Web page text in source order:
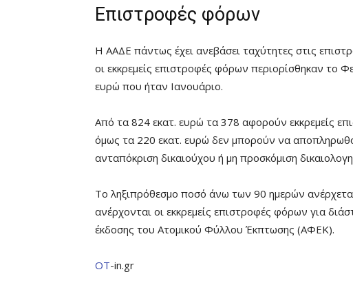
Επιστροφές φόρων
Η ΑΑΔΕ πάντως έχει ανεβάσει ταχύτητες στις
οι εκκρεμείς επιστροφές φόρων περιορίσθηκαν το
ευρώ που ήταν Ιανουάριο.
Από τα 824 εκατ. ευρώ τα 378 αφορούν εκκρεμείς
όμως τα 220 εκατ. ευρώ δεν μπορούν να
ανταπόκριση δικαιούχου ή μη προσκόμιση
Το ληξιπρόθεσμο ποσό άνω των 90 ημερών
ανέρχονται οι εκκρεμείς επιστροφές φόρων για
έκδοσης του Ατομικού Φύλλου Έκπτωσης (ΑΦΕΚ).
ΟΤ-in.gr